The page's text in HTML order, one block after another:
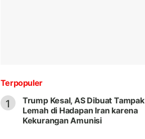
Terpopuler
1
Trump Kesal, AS Dibuat Tampak
Lemah di Hadapan Iran karena
Kekurangan Amunisi